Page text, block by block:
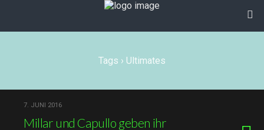
Tags › Ultimates
7. JUNI 2016
Millar und Capullo geben ihr